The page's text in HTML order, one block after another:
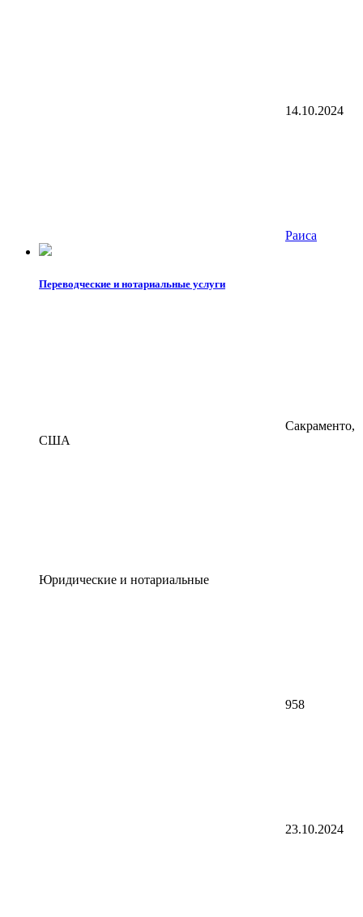
14.10.2024
Раиса
Переводческие и нотариальные услуги
Сакраменто,
США
Юридические и нотариальные
958
23.10.2024